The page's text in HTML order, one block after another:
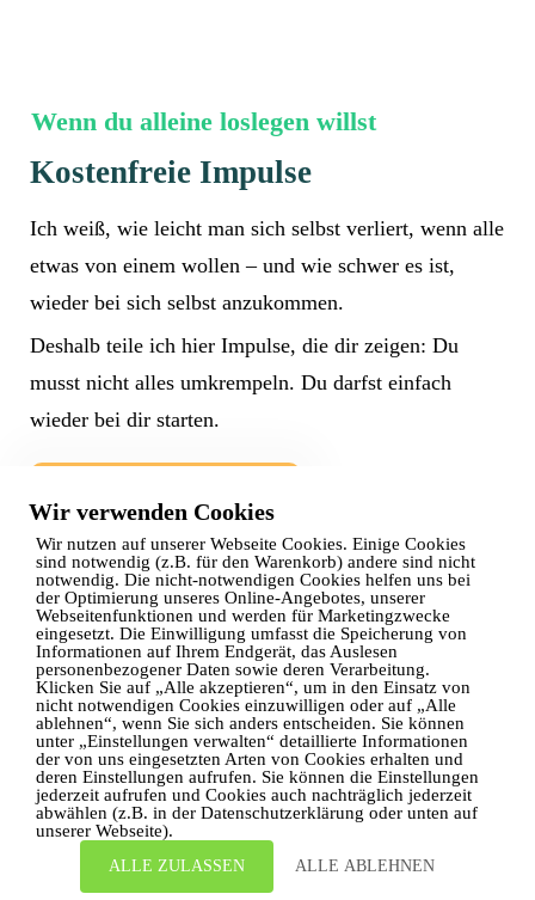
Wenn du alleine loslegen willst
Kostenfreie Impulse
Ich weiß, wie leicht man sich selbst verliert, wenn alle
etwas von einem wollen – und wie schwer es ist,
wieder bei sich selbst anzukommen.
Deshalb teile ich hier Impulse, die dir zeigen: Du
musst nicht alles umkrempeln. Du darfst einfach
wieder bei dir starten.
Wir verwenden Cookies
Wir nutzen auf unserer Webseite Cookies. Einige Cookies
sind notwendig (z.B. für den Warenkorb) andere sind nicht
notwendig. Die nicht-notwendigen Cookies helfen uns bei
der Optimierung unseres Online-Angebotes, unserer
Webseitenfunktionen und werden für Marketingzwecke
eingesetzt. Die Einwilligung umfasst die Speicherung von
Informationen auf Ihrem Endgerät, das Auslesen
personenbezogener Daten sowie deren Verarbeitung.
Klicken Sie auf „Alle akzeptieren“, um in den Einsatz von
nicht notwendigen Cookies einzuwilligen oder auf „Alle
ablehnen“, wenn Sie sich anders entscheiden. Sie können
unter „Einstellungen verwalten“ detaillierte Informationen
der von uns eingesetzten Arten von Cookies erhalten und
deren Einstellungen aufrufen. Sie können die Einstellungen
jederzeit aufrufen und Cookies auch nachträglich jederzeit
abwählen (z.B. in der Datenschutzerklärung oder unten auf
unserer Webseite).
ALLE ZULASSEN ALLE ABLEHNEN